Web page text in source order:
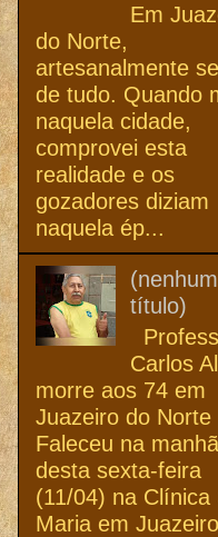
Em
do Norte,
artesanalmente
de tudo. Quando
naquela cidade,
comprovei esta
realidade e os
gozadores diziam
naquela ép...
(nenhum
título)
Carlos
morre aos 74 em
Juazeiro do Norte
Faleceu na manhã
desta sexta-feira
(11/04) na Clínica
Maria em